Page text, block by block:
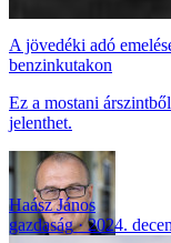
A jövedéki adó
benzinkutakon
Ez a mostani
jelenthet.
Haász János
gazdaság
2024.